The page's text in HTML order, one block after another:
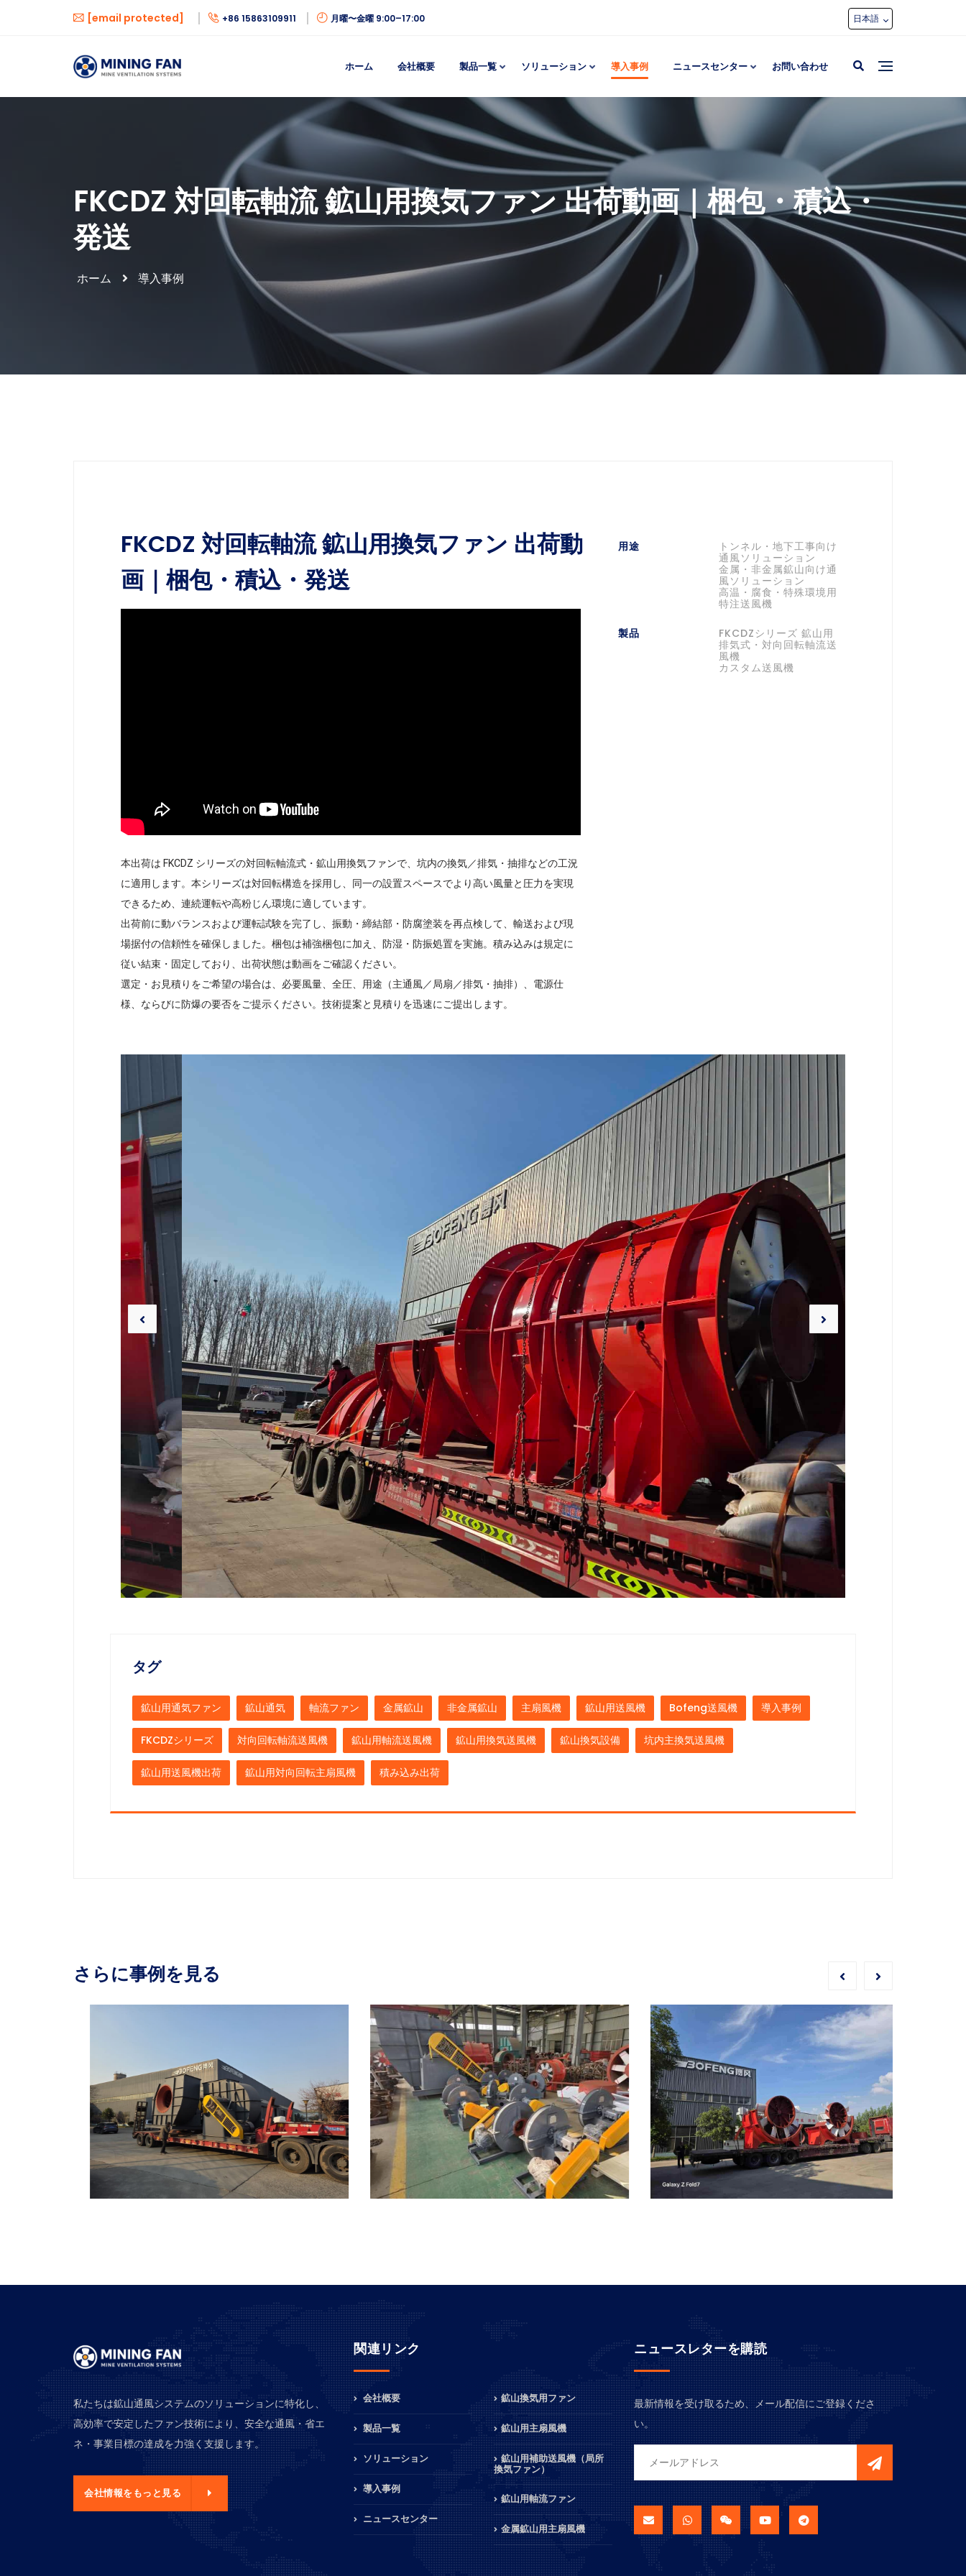
[email protected] +86 15863109911 月曜〜金曜 9:00–17:00 日本語
ホーム 会社概要 製品一覧 ソリューション 導入事例 ニュースセンター お問い合わせ
FKCDZ 対回転軸流 鉱山用換気ファン 出荷動画｜梱包・積込・
発送
ホーム 導入事例
FKCDZ 対回転軸流 鉱山用換気ファン 出荷動
画｜梱包・積込・発送
本出荷は FKCDZ シリーズの対回転軸流式・鉱山用換気ファンで、坑内の換気／排気・抽排などの工況
に適用します。本シリーズは対回転構造を採用し、同一の設置スペースでより高い風量と圧力を実現
できるため、連続運転や高粉じん環境に適しています。
出荷前に動バランスおよび運転試験を完了し、振動・締結部・防腐塗装を再点検して、輸送および現
場据付の信頼性を確保しました。梱包は補強梱包に加え、防湿・防振処置を実施。積み込みは規定に
従い結束・固定しており、出荷状態は動画をご確認ください。
選定・お見積りをご希望の場合は、必要風量、全圧、用途（主通風／局扇／排気・抽排）、電源仕
様、ならびに防爆の要否をご提示ください。技術提案と見積りを迅速にご提出します。
用途
トンネル・地下工事向け
通風ソリューション
金属・非金属鉱山向け通
風ソリューション
高温・腐食・特殊環境用
特注送風機
製品
FKCDZシリーズ 鉱山用
排気式・対向回転軸流送
風機
カスタム送風機
タグ
鉱山用通気ファン 鉱山通気 軸流ファン 金属鉱山 非金属鉱山 主扇風機 鉱山用送風機 Bofeng送風機 導入事例
FKCDZシリーズ 対向回転軸流送風機 鉱山用軸流送風機 鉱山用換気送風機 鉱山換気設備 坑内主換気送風機
鉱山用送風機出荷 鉱山用対向回転主扇風機 積み込み出荷
さらに事例を見る
私たちは鉱山通風システムのソリューションに特化し、
高効率で安定したファン技術により、安全な通風・省エ
ネ・事業目標の達成を力強く支援します。
会社情報をもっと見る
関連リンク
会社概要
製品一覧
ソリューション
導入事例
ニュースセンター
鉱山換気用ファン
鉱山用主扇風機
鉱山用補助送風機（局所
換気ファン）
鉱山用軸流ファン
金属鉱山用主扇風機
ニュースレターを購読
最新情報を受け取るため、メール配信にご登録くださ
い。